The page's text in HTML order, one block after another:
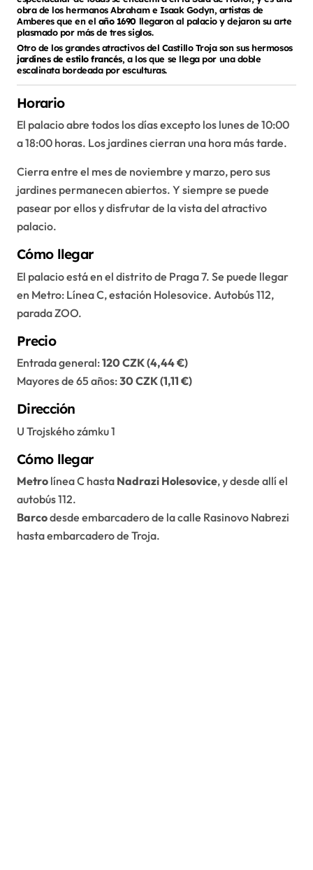
obra de los hermanos Abraham e Isaak Godyn, artistas de
Amberes que en el año 1690 llegaron al palacio y dejaron su arte
plasmado por más de tres siglos.
Otro de los grandes atractivos del Castillo Troja son sus hermosos
jardines de estilo francés, a los que se llega por una doble
escalinata bordeada por esculturas.
Horario
El palacio abre todos los días excepto los lunes de 10:00
a 18:00 horas. Los jardines cierran una hora más tarde.
Cierra entre el mes de noviembre y marzo, pero sus
jardines permanecen abiertos. Y siempre se puede
pasear por ellos y disfrutar de la vista del atractivo
palacio.
Cómo llegar
El palacio está en el distrito de Praga 7. Se puede llegar
en Metro: Línea C, estación Holesovice. Autobús 112,
parada ZOO.
Precio
Entrada general:120 CZK (4,44 €)
Mayores de 65 años:30 CZK (1,11 €)
Dirección
U Trojského zámku 1
Cómo llegar
Metro línea C hasta Nadrazi Holesovice, y desde allí el
autobús 112.
Barcodesde embarcadero de la calle Rasinovo Nabrezi
hasta embarcadero de Troja.